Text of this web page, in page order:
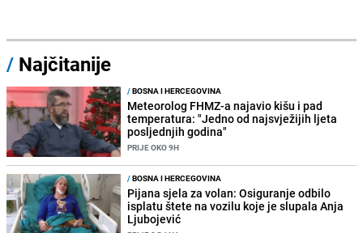
/ Najčitanije
/BOSNA I HERCEGOVINA
Meteorolog FHMZ-a najavio kišu i pad
temperatura: "Jedno od najsvježijih ljeta
posljednjih godina"
PRIJE OKO 9H
/BOSNA I HERCEGOVINA
Pijana sjela za volan: Osiguranje odbilo
isplatu štete na vozilu koje je slupala Anja
Ljubojević